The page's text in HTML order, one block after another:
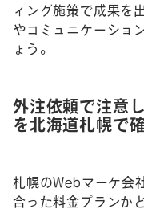
ィング施策で成果を
やコミュニケーショ
ょう。
外注依頼で注意
を北海道札幌で
札幌のWebマーケ会
合った料金プランか